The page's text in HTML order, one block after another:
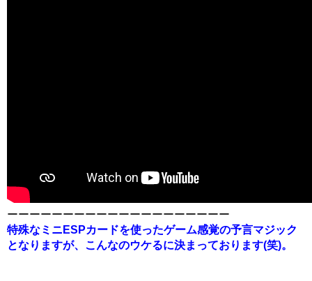
ーーーーーーーーーーーーーーーーーーーー
特殊なミニESPカードを使ったゲーム感覚の予言マジック
となりますが、こんなのウケるに決まっております(笑)。